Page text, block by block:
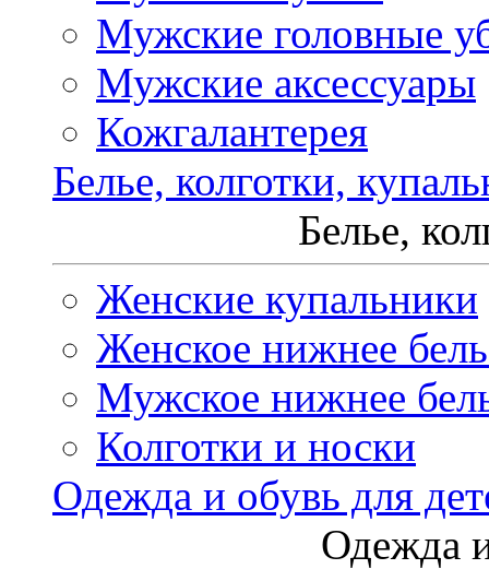
Мужские головные
Мужские аксессуары
Кожгалантерея
Белье, колготки,
Белье,
Женские купальники
Женское нижнее
Мужское нижнее
Колготки и носки
Одежда и обувь для
Одежда